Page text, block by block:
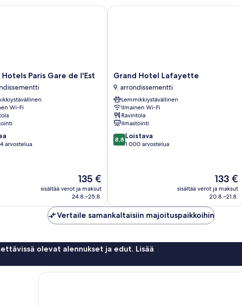
Hotels Paris Gare de l'Est
Wi-Fi
arvostelua
Hinta
135 €
135 €
sisältää verot ja maksut
24.8.–25.8.
Paris Gare de l'Est
Grand
Hotel
Lafayette
9.
arrondissementti
Grand Hotel Lafayette
9. arrondissementti
Lemmikkiystävällinen
Ilmainen Wi-Fi
Ravintola
Ilmastointi
8.8
kautta
8,8 Loistava
1 000 arvostelua
Hinta
133 €
133 €
sisältää verot ja maksut
20.8.–21.8.
Grand Hotel Lafayette
Vertaile samankaltaisiin majoituspaikkoihin
olevat alennukset ja edut. Lisää